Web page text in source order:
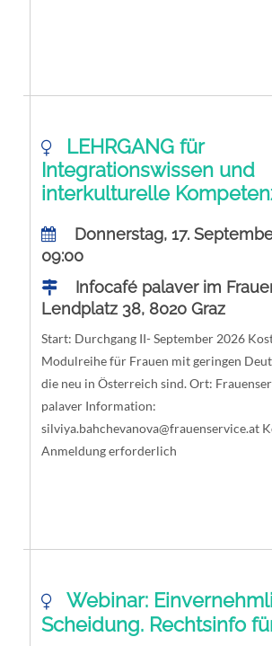
LEHRGANG für
Integrationswissen und
interkulturelle
Donnerstag, 17.
09:00
Infocafé palaver im
Lendplatz 38, 8020 Graz
Start: Durchgang II- September 2026
Modulreihe für Frauen mit geringen
die neu in Österreich sind. Ort:
palaver Information:
silviya.bahchevanova@frauenservice.at
Anmeldung erforderlich
Webinar:
Scheidung. Rechtsinfo